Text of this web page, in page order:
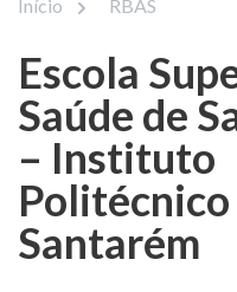
Início RBAS
Escola
Saúde de
– Instituto
Politécnico
Santarém